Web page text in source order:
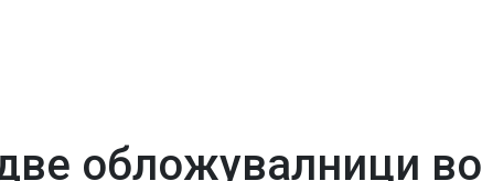
обложувалници во